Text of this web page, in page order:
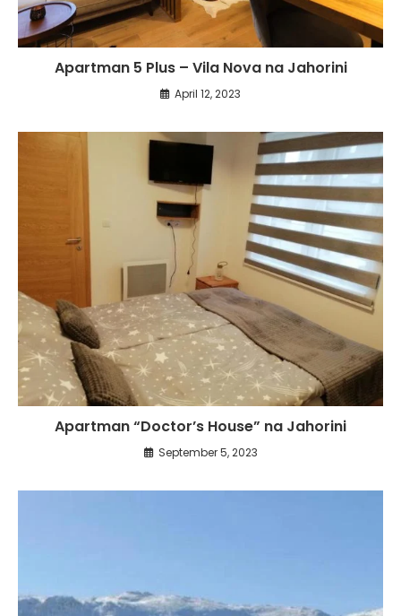
Apartman 5 Plus – Vila Nova na Jahorini
April 12, 2023
Apartman “Doctor’s House” na Jahorini
September 5, 2023